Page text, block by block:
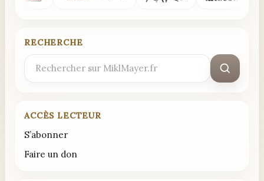
RECHERCHE
Rechercher
ACCÈS LECTEUR
S’abonner
Faire un don